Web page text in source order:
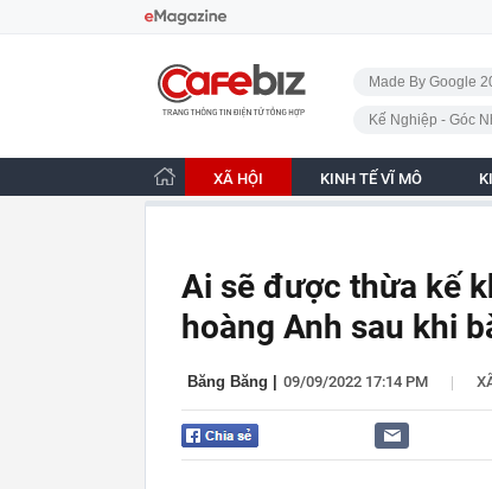
CafeBiz - Trang chủ
Made By Google
Kế Nghiệp - Góc
XÃ HỘI KINH TẾ VĨ MÔ
Ai sẽ được thừa kế
hoàng Anh sau khi
Băng Băng 09/09/2022 17:14 PM |